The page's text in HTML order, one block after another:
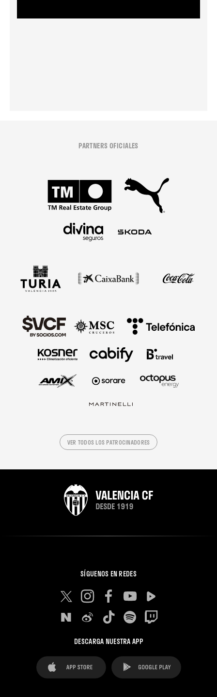
PARTNERS OFICIALES
VER TODOS LOS PATROCINADORES
SÍGUENOS EN REDES
DESCARGA NUESTRA APP